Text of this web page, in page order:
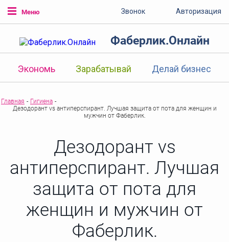
Меню Звонок Авторизация
Фаберлик.Онлайн
Экономь Зарабатывай Делай бизнес
Главная - Гигиена -
Дезодорант vs антиперспирант. Лучшая защита от пота для женщин и
мужчин от Фаберлик.
Дезодорант vs
антиперспирант. Лучшая
защита от пота для
женщин и мужчин от
Фаберлик.